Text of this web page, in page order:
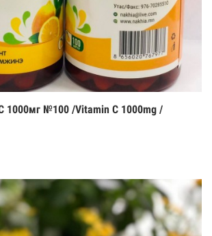
1000мг №100 /Vitamin C 1000mg /